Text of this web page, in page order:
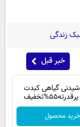
زندگی
خبر قبل
گیاهی کبدت
خرید محصول